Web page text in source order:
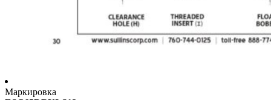
Маркировка